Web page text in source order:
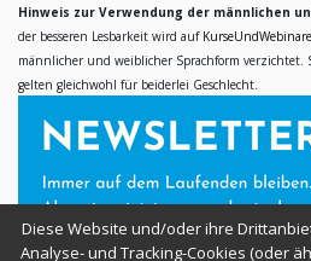
Hinweis zur Verwendung der männlichen
der besseren Lesbarkeit wird auf
männlicher und weiblicher Sprachform verzichtet.
gelten gleichwohl für beiderlei Geschlecht.
Diese Website und/oder ihre
Analyse- und Tracking-Cookies (oder